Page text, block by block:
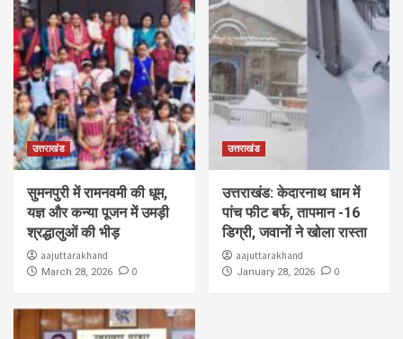
उत्तराखंड
सुमनपुरी में रामनवमी की धूम,
यज्ञ और कन्या पूजन में उमड़ी
श्रद्धालुओं की भीड़
aajuttarakhand
March 28, 2026 0
उत्तराखंड
उत्तराखंड: केदारनाथ धाम में
पांच फीट बर्फ, तापमान -16
डिग्री, जवानों ने खोला रास्ता
aajuttarakhand
January 28, 2026 0